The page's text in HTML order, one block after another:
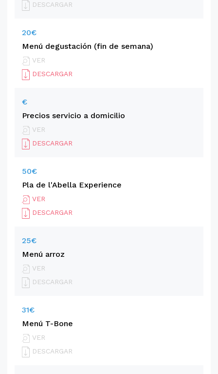
DESCARGAR
20€
Menú degustación (fin de semana)
VER
DESCARGAR
€
Precios servicio a domicilio
VER
DESCARGAR
50€
Pla de l'Abella Experience
VER
DESCARGAR
25€
Menú arroz
VER
DESCARGAR
31€
Menú T-Bone
VER
DESCARGAR